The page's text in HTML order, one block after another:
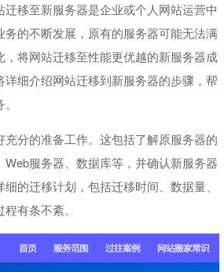
移至新服务器是企业或个人网站运营中
的不断发展，原有的服务器可能无法满
，将网站迁移至性能更优越的新服务器成
详细介绍网站迁移到新服务器的步骤，帮
充分的准备工作。这包括了解原服务器的
服务器、数据库等，并确认新服务器
的迁移计划，包括迁移时间、数据量、
有条不紊。